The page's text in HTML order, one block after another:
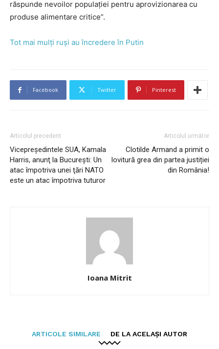
răspunde nevoilor populației pentru aprovizionarea cu
produse alimentare critice”.
Tot mai mulţi ruşi au încredere în Putin
Facebook Twitter Pinterest
Articolul precedent
Vicepreşedintele SUA, Kamala
Harris, anunţ la Bucureşti: Un
atac împotriva unei ţări NATO
este un atac împotriva tuturor
Articolul următor
Clotilde Armand a primit o
lovitură grea din partea justiției
din România!
Ioana Mitrit
ARTICOLE SIMILARE DE LA ACELAȘI AUTOR